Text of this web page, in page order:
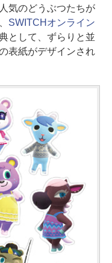
気のどうぶつたちが
SWITCHオンライン
として、ずらりと並
表紙がデザインされ